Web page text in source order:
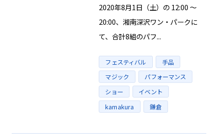
2020年8月1日（土）の 12:00 〜
20:00、湘南深沢ワン・パークに
て、合計8組のパフ...
タグ
フェスティバル 手品
マジック パフォーマンス
ショー イベント
kamakura 鎌倉